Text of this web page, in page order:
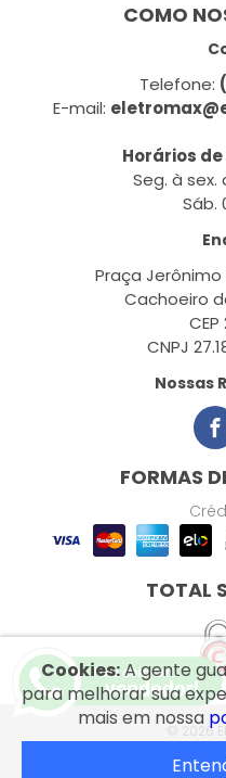
COMO
Telefone:
E-mail:
Horários
Seg. à sex.
Sáb.
Praça
Cachoeiro
CEP
CNPJ
Nossas
FORMAS
TOTAL
Cookies:A gente
para melhorar sua
mais em nossa
© 2026